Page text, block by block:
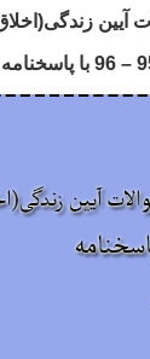
آیین